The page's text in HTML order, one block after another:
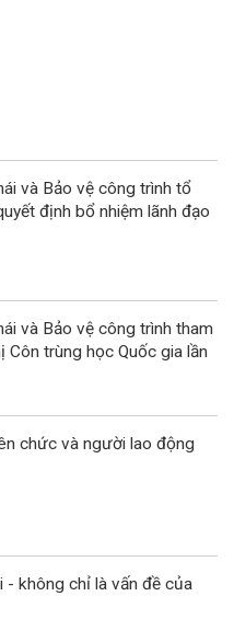
và Bảo vệ công trình tổ
định bổ nhiệm lãnh đạo
và Bảo vệ công trình tham
Côn trùng học Quốc gia lần
chức và người lao động
- không chỉ là vấn đề của